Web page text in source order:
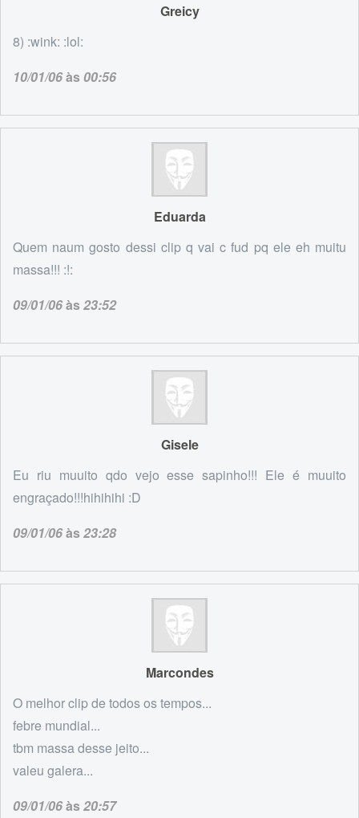
Greicy
8) :wink: :lol:
10/01/06às00:56
Eduarda
Quem naum gosto dessi clip q vai c fud pq ele eh muitu
massa!!! :!:
09/01/06às23:52
Gisele
Eu riu muuito qdo vejo esse sapinho!!! Ele é muuito
engraçado!!!hihihihi :D
09/01/06às23:28
Marcondes
O melhor clip de todos os tempos...
febre mundial...
tbm massa desse jeito...
valeu galera...
09/01/06às20:57